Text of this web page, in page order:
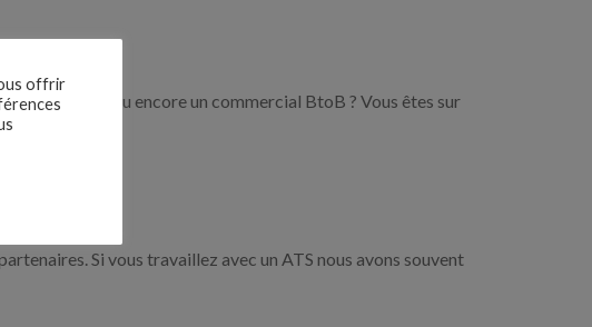
un VRP ou encore un commercial BtoB ? Vous êtes sur
Si vous travaillez avec un ATS nous avons souvent
offrir